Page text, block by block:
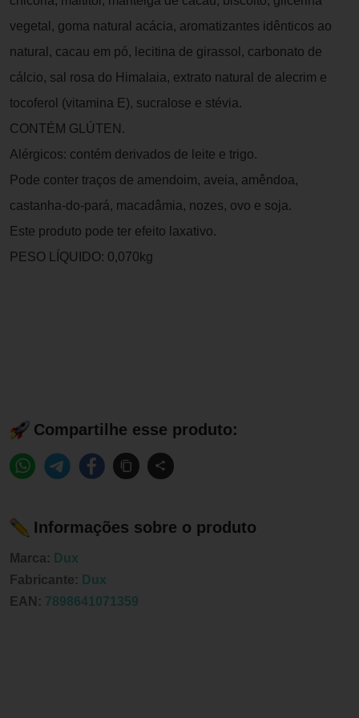
vegetal, goma natural acácia, aromatizantes idênticos ao
natural, cacau em pó, lecitina de girassol, carbonato de
cálcio, sal rosa do Himalaia, extrato natural de alecrim e
tocoferol (vitamina E), sucralose e stévia.
CONTÉM GLÚTEN.
Alérgicos: contém derivados de leite e trigo.
Pode conter traços de amendoim, aveia, amêndoa,
castanha-do-pará, macadâmia, nozes, ovo e soja.
Este produto pode ter efeito laxativo.
PESO LÍQUIDO: 0,070kg
Compartilhe esse produto:
Informações sobre o produto
Marca: Dux
Fabricante: Dux
EAN: 7898641071359